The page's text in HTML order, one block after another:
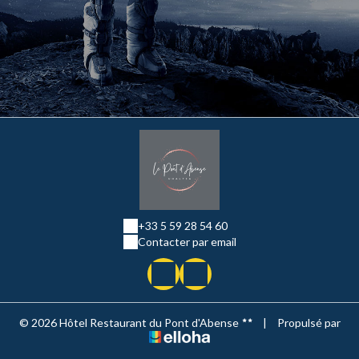
+33 5 59 28 54 60
Contacter par email
© 2026 Hôtel Restaurant du Pont d'Abense | Propulsé par